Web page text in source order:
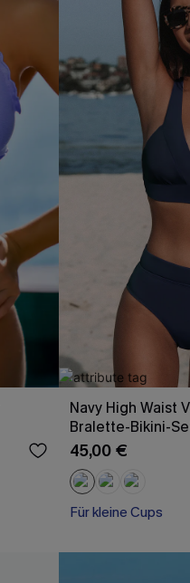
Navy High Waist
Bralette-Bikini-
45,00 €
Für kleine Cups